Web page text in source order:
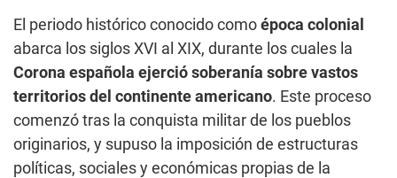
El periodo histórico conocido como época colonial
abarca los siglos XVI al XIX, durante los cuales la
Corona española ejerció soberanía sobre vastos
territorios del continente americano. Este proceso
comenzó tras la conquista militar de los pueblos
originarios, y supuso la imposición de estructuras
políticas, sociales y económicas propias de la